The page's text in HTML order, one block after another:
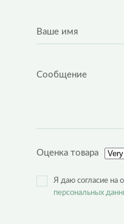
Оценка товара
Я даю согласие на
персональных